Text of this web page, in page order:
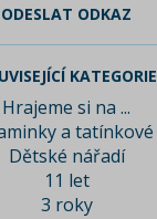
ODESLAT ODKAZ
KATEGORIE
Hrajeme si na ...
a tatínkové
Dětské nářadí
11 let
3 roky